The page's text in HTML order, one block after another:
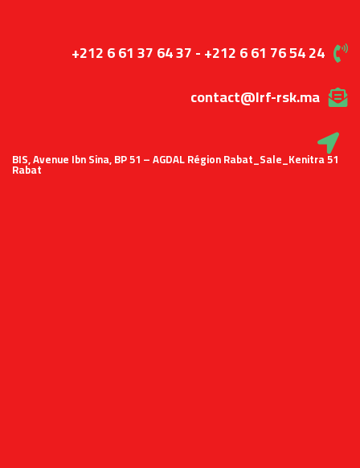
+212 6 61 37 64 37 - +212 6 61 76 54 24
contact@lrf-rsk.ma
51 BIS, Avenue Ibn Sina, BP 51 – AGDAL Région Rabat_Sale_Kenitra
Rabat